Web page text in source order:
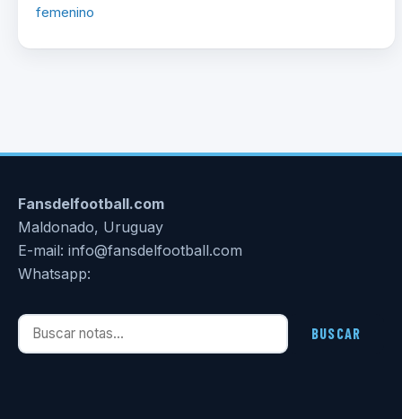
femenino
Fansdelfootball.com
Maldonado, Uruguay
E-mail: info@fansdelfootball.com
Whatsapp:
Buscar notas BUSCAR